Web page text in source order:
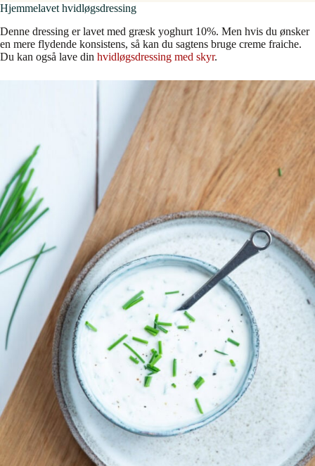
Hjemmelavet hvidløgsdressing
Denne dressing er lavet med græsk yoghurt 10%. Men hvis du ønsker
en mere flydende konsistens, så kan du sagtens bruge creme fraiche.
Du kan også lave din hvidløgsdressing med skyr.